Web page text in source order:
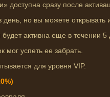
доступна сразу после
день, но вы можете открывать
активна еще в течении
мог успеть ее забрать.
для уровня VIP.